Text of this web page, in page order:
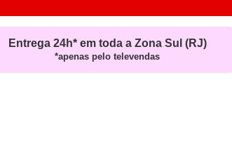
Absorventes
Acessórios
Acessórios
Alimentos, Leites e
Alimentos
Aromatizantes
Baterias, Pilhas e
Entrega 24h* em toda a Zona Sul (RJ)
*apenas pelo televendas